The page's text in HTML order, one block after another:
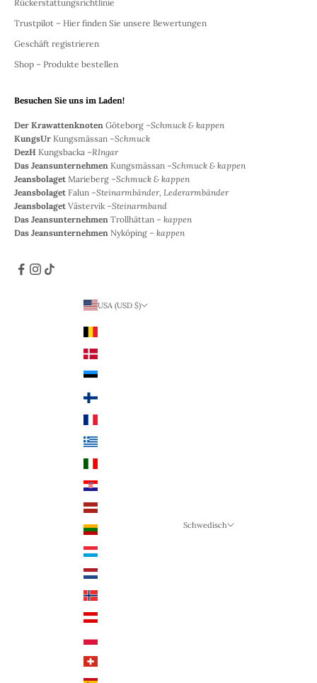
Rückerstattungsrichtlinie
Trustpilot – Hier finden Sie unsere Bewertungen
Geschäft registrieren
Shop – Produkte bestellen
Besuchen Sie uns im Laden!
Der Krawattenknoten Göteborg –Schmuck & kappen
KungsUr Kungsmässan –Schmuck
DezH Kungsbacka –RIngar
Das Jeansunternehmen Kungsmässan –Schmuck & kappen
Jeansbolaget Marieberg –Schmuck & kappen
Jeansbolaget Falun –Steinarmbänder, Lederarmbänder
Jeansbolaget Västervik –Steinarmband
Das Jeansunternehmen Trollhättan – kappen
Das Jeansunternehmen Nyköping – kappen
USA (USD $)
Dänemark (DKK)
Estland (EUR €)
Finnland (EUR €)
Griechenland (EUR €)
Kroatien (EUR €)
Lettland (EUR €)
Litauen (EUR €)
Luxemburg (EUR €)
Niederlande (EUR €)
Norwegen (NOK)
Österreich (EUR €)
Polen (PLN)
Schwedisch